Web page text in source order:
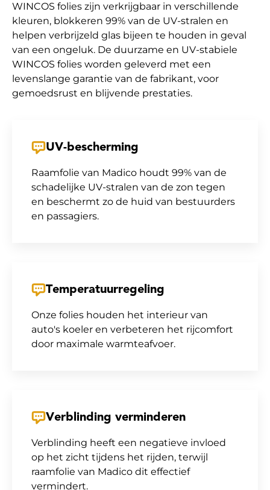
WINCOS folies zijn verkrijgbaar in verschillende
kleuren, blokkeren 99% van de UV-stralen en
helpen verbrijzeld glas bijeen te houden in geval
van een ongeluk. De duurzame en UV-stabiele
WINCOS folies worden geleverd met een
levenslange garantie van de fabrikant, voor
gemoedsrust en blijvende prestaties.
UV-bescherming
Raamfolie van Madico houdt 99% van de
schadelijke UV-stralen van de zon tegen
en beschermt zo de huid van bestuurders
en passagiers.
Temperatuurregeling
Onze folies houden het interieur van
auto's koeler en verbeteren het rijcomfort
door maximale warmteafvoer.
Verblinding verminderen
Verblinding heeft een negatieve invloed
op het zicht tijdens het rijden, terwijl
raamfolie van Madico dit effectief
vermindert.